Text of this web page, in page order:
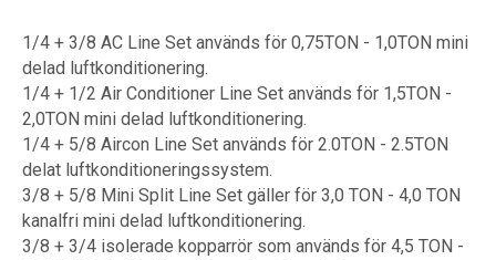
1/4 + 3/8 AC Line Set används för 0,75TON - 1,0TON mini
delad luftkonditionering.
1/4 + 1/2 Air Conditioner Line Set används för 1,5TON -
2,0TON mini delad luftkonditionering.
1/4 + 5/8 Aircon Line Set används för 2.0TON - 2.5TON
delat luftkonditioneringssystem.
3/8 + 5/8 Mini Split Line Set gäller för 3,0 TON - 4,0 TON
kanalfri mini delad luftkonditionering.
3/8 + 3/4 isolerade kopparrör som används för 4,5 TON -